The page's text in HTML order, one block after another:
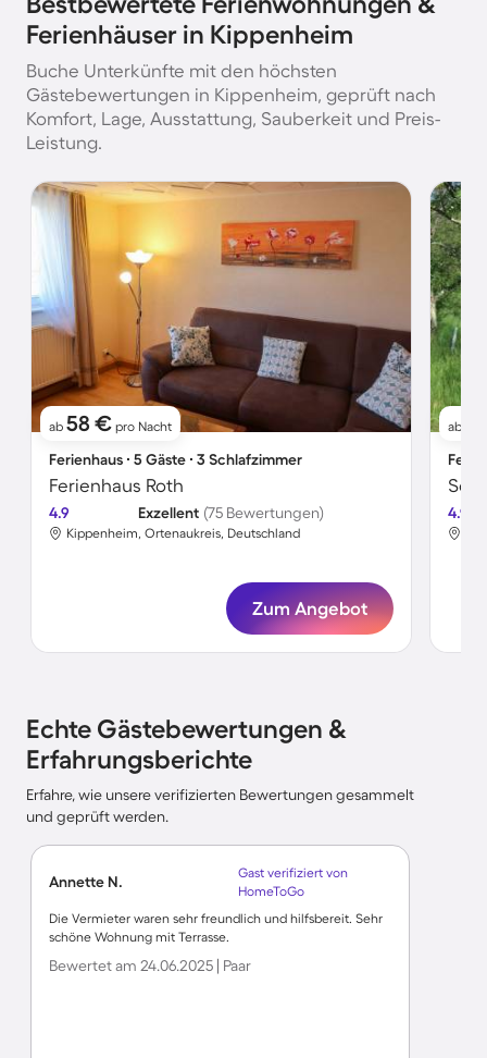
Ferienhäuser in Kippenheim
Buche Unterkünfte mit den höchsten
Gästebewertungen in Kippenheim, geprüft nach
Komfort, Lage, Ausstattung, Sauberkeit und Preis-
Leistung.
ab 58 € pro Nacht
Ferienhaus ∙ 5 Gäste ∙ 3 Schlafzimmer
Ferienhaus Roth
4.9 Exzellent (75 Bewertungen)
Kippenheim, Ortenaukreis, Deutschland
Zum Angebot
ab
4.9
Echte Gästebewertungen &
Erfahrungsberichte
Erfahre, wie unsere verifizierten Bewertungen gesammelt
und geprüft werden.
Annette N.
Gast verifiziert von
HomeToGo
Die Vermieter waren sehr freundlich und hilfsbereit. Sehr
schöne Wohnung mit Terrasse.
Bewertet am 24.06.2025 | Paar